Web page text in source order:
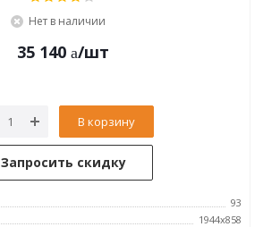
Нет в наличии
35 140 /шт
В корзину
Запросить скидку
93
1944x858